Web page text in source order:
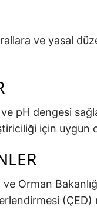
ve yasal
pH dengesi
için uygun
Orman
(ÇED)